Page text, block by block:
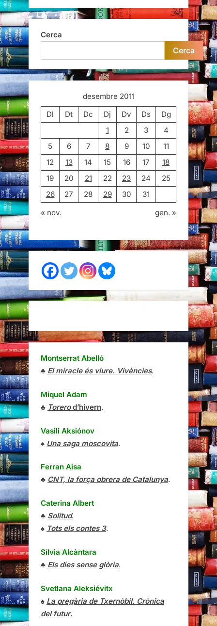
Cerca
Cerca
desembre 2011
Dl
Dt Dc Dj Dv Ds
Dg
1
2 3
4
5
6 7 8 9 10
11
12
13 14 15 16 17
18
19
20 21 22 23 24
25
26
27 28 29 30
31
« nov.
gen. »
Montserrat Abelló
♣ El miracle és viure. Vivències.
Miquel Adam
♣ Torerod’hivern.
Vasili Aksiónov
♠ Una saga moscovita.
Ferran Aisa
♣ CNT, la força obrera de Catalunya.
Caterina Albert
♣ Solitud.
♠ Tots els contes 3.
Sílvia Alcàntara
♣ Els dies sense glòria.
Svetlana Aleksiévitx
♠ La pregària de Txernòbil. Crònica
del futur.